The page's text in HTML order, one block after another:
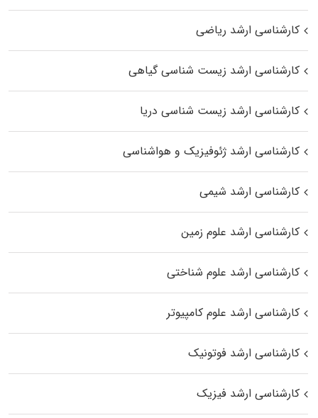
کارشناسی ارشد ریاضی
کارشناسی ارشد زیست‌ شناسی گیاهی
کارشناسی ارشد زیست‌ شناسی دریا
کارشناسی ارشد ژئوفیزیک و هواشناسی
کارشناسی ارشد شیمی
کارشناسی ارشد علوم زمین
کارشناسی ارشد علوم شناختی
کارشناسی ارشد علوم کامپیوتر
کارشناسی ارشد فوتونیک
کارشناسی ارشد فیزیک